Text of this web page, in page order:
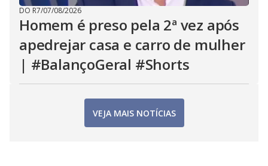
DO R7/07/08/2026
Homem é preso pela 2ª vez após
apedrejar casa e carro de mulher
| #BalançoGeral #Shorts
VEJA MAIS NOTÍCIAS